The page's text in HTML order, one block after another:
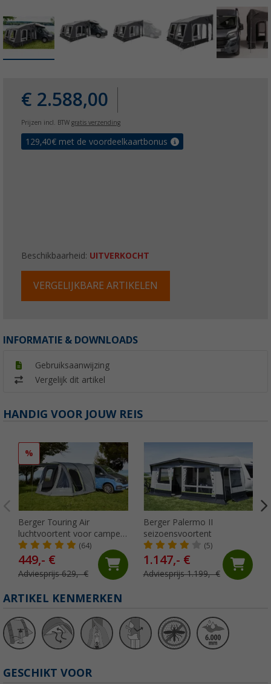
€ 2.588,00
Prijzen incl. BTW gratis verzending
129,40€ met de voordeelkaartbonus
Beschikbaarheid: UITVERKOCHT
VERGELIJKBARE ARTIKELEN
INFORMATIE & DOWNLOADS
Gebruiksaanwijzing
Vergelijk dit artikel
HANDIG VOOR JOUW REIS
%
Berger Touring Air
luchtvoortent voor campers
met opblaasbare stokken
(64)
449,- €
Adviesprijs 629,- €
Berger Palermo II
seizoensvoortent
(5)
1.147,- €
Adviesprijs 1.199,- €
ARTIKEL KENMERKEN
GESCHIKT VOOR